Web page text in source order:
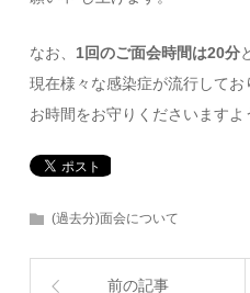
なお、 1回のご面会時間は20分
現在様々な感染症が流行して
お時間をお守りくださいますよ
(過去分)面会について
前の記事